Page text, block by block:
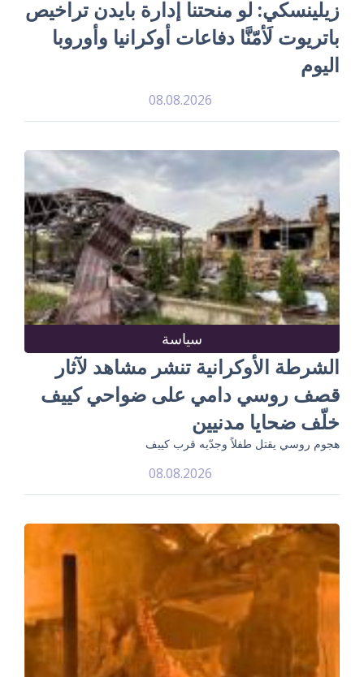
زيلينسكي: لو منحتنا إدارة بايدن تراخيص
باتريوت لَأمّنَّا دفاعات أوكرانيا وأوروبا
اليوم
08.08.2026
سياسة
الشرطة الأوكرانية تنشر مشاهد لآثار
قصف روسي دامي على ضواحي كييف
خلّف ضحايا مدنيين
هجوم روسي يقتل طفلاً وجدّيه قرب كييف
08.08.2026